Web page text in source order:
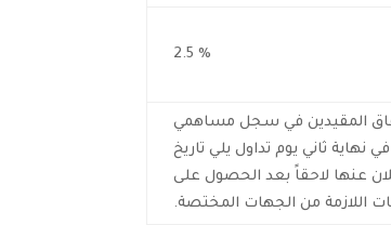
% 2.5
المقيدين في سجل مساهمي
نهاية ثاني يوم تداول يلي تاريخ
عنها لاحقاً بعد الحصول على
اللازمة من الجهات المختصة.